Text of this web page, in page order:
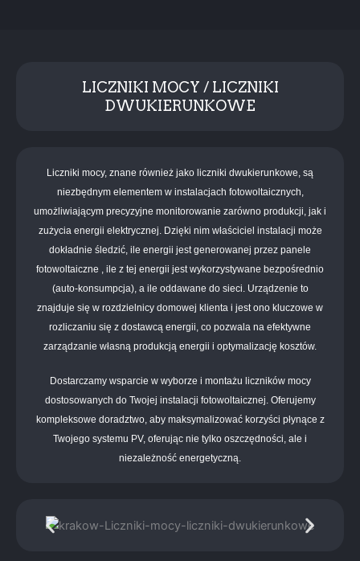
LICZNIKI MOCY / LICZNIKI
DWUKIERUNKOWE
Liczniki mocy, znane również jako liczniki dwukierunkowe, są
niezbędnym elementem w instalacjach fotowoltaicznych,
umożliwiającym precyzyjne monitorowanie zarówno produkcji, jak i
zużycia energii elektrycznej. Dzięki nim właściciel instalacji może
dokładnie śledzić, ile energii jest generowanej przez panele
fotowoltaiczne , ile z tej energii jest wykorzystywane bezpośrednio
(auto-konsumpcja), a ile oddawane do sieci. Urządzenie to
znajduje się w rozdzielnicy domowej klienta i jest ono kluczowe w
rozliczaniu się z dostawcą energii, co pozwala na efektywne
zarządzanie własną produkcją energii i optymalizację kosztów.
Dostarczamy wsparcie w wyborze i montażu liczników mocy
dostosowanych do Twojej instalacji fotowoltaicznej. Oferujemy
kompleksowe doradztwo, aby maksymalizować korzyści płynące z
Twojego systemu PV, oferując nie tylko oszczędności, ale i
niezależność energetyczną.